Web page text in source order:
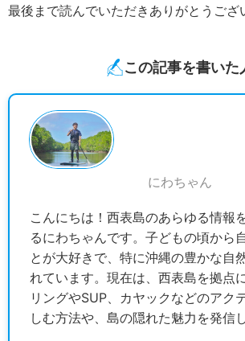
最後まで読んでいただきありがとうござ
この記事を書いた
にわちゃん
こんにちは！西表島のあらゆる情報
るにわちゃんです。子どもの頃から
とが大好きで、特に沖縄の豊かな自
れています。現在は、西表島を拠点
リングやSUP、カヤックなどのアク
しむ方法や、島の隠れた魅力を発信